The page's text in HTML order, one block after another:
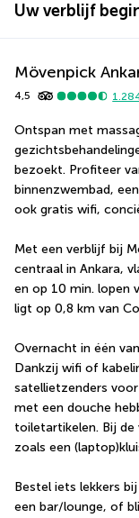
Uw verblijf
Mövenpick
4,5
Ontspan met
bezoekt. Profiteer
binnenzwembad,
ook gratis wifi,
Met een verblijf bij
centraal in Ankara,
en op 10 min. lopen
ligt op 0,8 km van
Overnacht in één
Dankzij wifi of
satellietzenders
met een douche
toiletartikelen. Bij
zoals een
Bestel iets lekkers
een bar/lounge, of